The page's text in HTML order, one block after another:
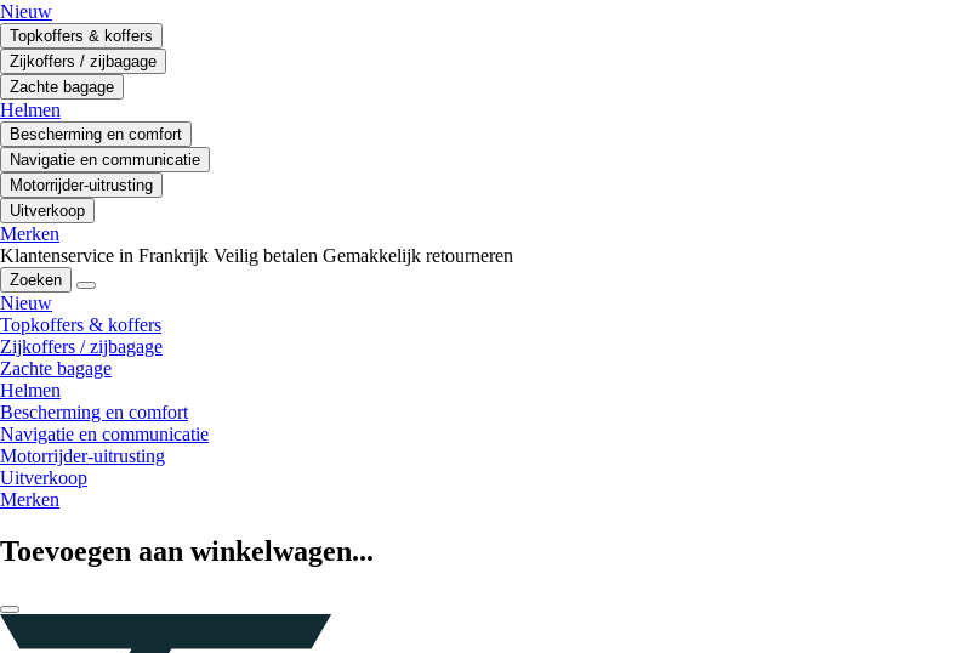
Nieuw
Topkoffers & koffers
Zijkoffers / zijbagage
Zachte bagage
Helmen
Bescherming en comfort
Navigatie en communicatie
Motorrijder-uitrusting
Uitverkoop
Merken
Klantenservice in Frankrijk Veilig betalen Gemakkelijk retourneren
Zoeken
Nieuw
Topkoffers & koffers
Zijkoffers / zijbagage
Zachte bagage
Helmen
Bescherming en comfort
Navigatie en communicatie
Motorrijder-uitrusting
Uitverkoop
Merken
Toevoegen aan winkelwagen...